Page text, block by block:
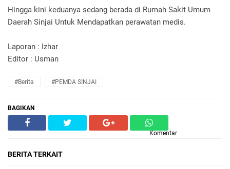
Hingga kini keduanya sedang berada di Rumah Sakit Umum
Daerah Sinjai Untuk Mendapatkan perawatan medis.‎
Laporan : Izhar
Editor : Usman
#Berita #PEMDA SINJAI
BAGIKAN
Komentar
BERITA TERKAIT